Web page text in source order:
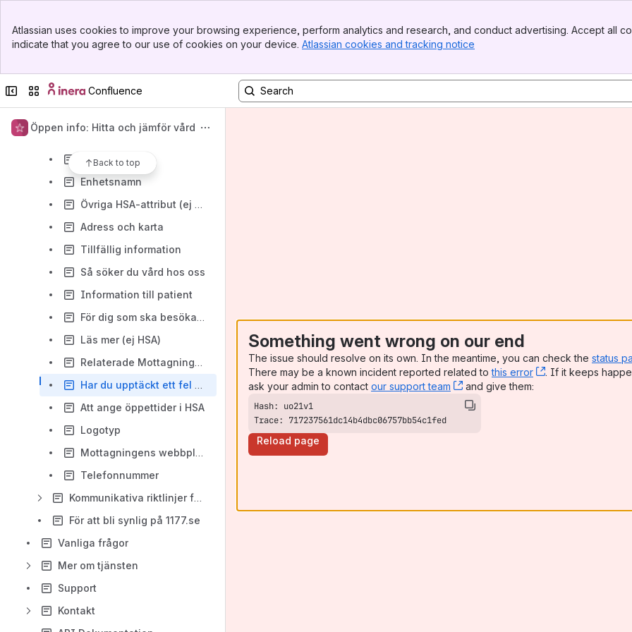
Top Bar
Sidebar
Atlassian uses cookies to improve your browsing experience, perform analytics and research, and conduct advertising. Accept all
indicate that you agree to our use of cookies on your device. Atlassian cookies and tracking notice
Collapse sidebar
Switch sites or apps
Confluence
Öppen info: Hitta och jämför vård
Back to top
Manualer och Checklistor
Sökfunktionen - Sök mottagning
HSA - manual och riktlinjer
Besöksadress
Enhetsnamn
Övriga HSA-attribut (ej synliga på kontaktkort)
Adress och karta
Tillfällig information
Så söker du vård hos oss
Information till patient
För dig som ska besöka någon
Läs mer (ej HSA)
Relaterade Mottagningar och Verksamhetskoder
Har du upptäckt ett fel på den här sidan?
Att ange öppettider i HSA
Logotyp
Mottagningens webbplats
Telefonnummer
Kommunikativa riktlinjer för kontaktkort på 1177.se
För att bli synlig på 1177.se
Vanliga frågor
Mer om tjänsten
Support
Kontakt
Something went wrong on our end
The issue should resolve on its own. In the meantime, you can check the status
There may be a known incident reported related tothis error , (opens new
. If it keeps
ask your admin to contact our support team , (opens new window)
and give them:
Trace: 717237561dc14b4dbc06757bb54c1fed
Reload page